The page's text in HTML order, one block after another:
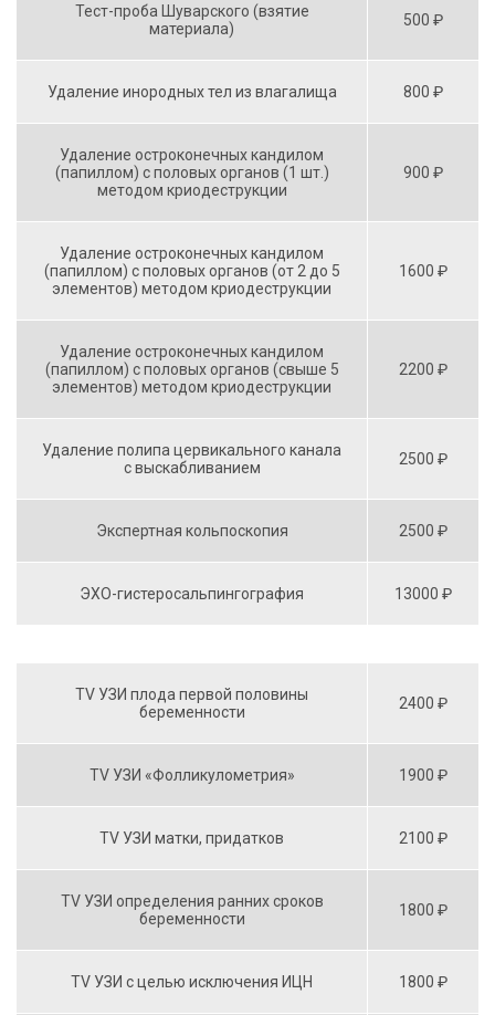
Тест-проба Шуварского (взятие
материала)
500 ₽
Удаление инородных тел из влагалища 800 ₽
Удаление остроконечных кандилом
(папиллом) с половых органов (1 шт.)
методом криодеструкции
900 ₽
Удаление остроконечных кандилом
(папиллом) с половых органов (от 2 до 5
элементов) методом криодеструкции
1600 ₽
Удаление остроконечных кандилом
(папиллом) с половых органов (свыше 5
элементов) методом криодеструкции
2200 ₽
Удаление полипа цервикального канала
с выскабливанием
2500 ₽
Экспертная кольпоскопия 2500 ₽
ЭХО-гистеросальпингография 13000 ₽
TV УЗИ плода первой половины
беременности
2400 ₽
TV УЗИ «Фолликулометрия» 1900 ₽
TV УЗИ матки, придатков 2100 ₽
TV УЗИ определения ранних сроков
беременности
1800 ₽
TV УЗИ с целью исключения ИЦН 1800 ₽